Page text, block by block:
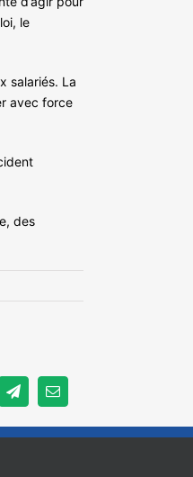
le
salariés. La
avec force
des
TelegramEmail